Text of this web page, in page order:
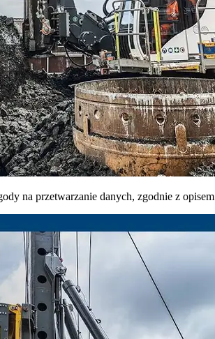
na przetwarzanie danych, zgodnie z